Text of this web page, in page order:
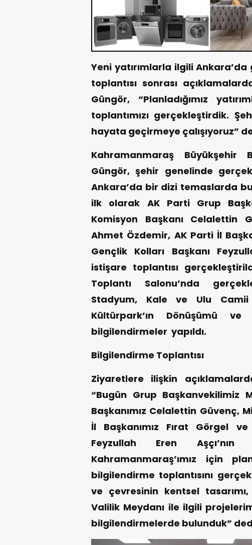
Yeni yatırımlarla ilgili
toplantısı sonrası
Güngör, “Planladığımız
toplantımızı gerçekleştirdik.
hayata geçirmeye çalışıyoruz”
Kahramanmaraş Büyükşehir
Güngör, şehir genelinde
Ankara’da bir dizi temaslarda
ilk olarak AK Parti Grup
Komisyon Başkanı Celalettin
Ahmet Özdemir, AK Parti İl
Gençlik Kolları Başkanı
istişare toplantısı
Toplantı Salonu’nda
Stadyum, Kale ve Ulu Camii
Kültürpark’ın Dönüşümü
bilgilendirmeler yapıldı.
Bilgilendirme Toplantısı
Ziyaretlere ilişkin
“Bugün Grup Başkanvekilimiz
Başkanımız Celalettin Güvenç,
İl Başkanımız Fırat Görgel ve
Feyzullah Eren
Kahramanmaraş’ımız için
bilgilendirme toplantısını
ve çevresinin kentsel
Valilik Meydanı ile ilgili
bilgilendirmelerde bulunduk”